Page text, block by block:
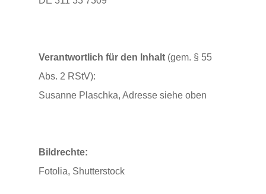
Verantwortlich für den Inhalt(gem. § 55
Abs. 2 RStV):
Susanne Plaschka, Adresse siehe oben
Bildrechte:
Fotolia, Shutterstock